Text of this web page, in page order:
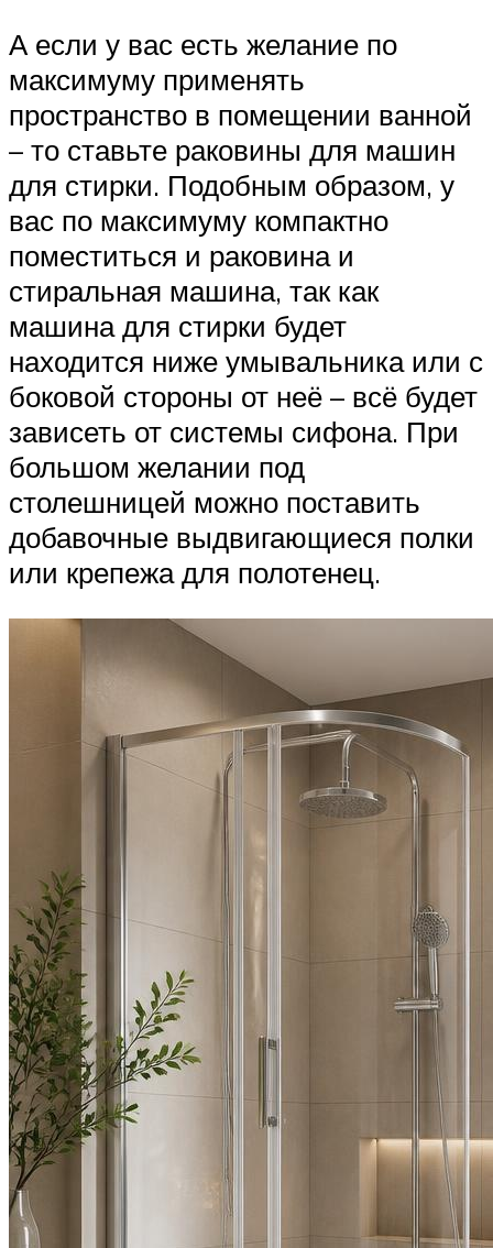
А если у вас есть желание по
максимуму применять
пространство в помещении ванной
– то ставьте раковины для машин
для стирки. Подобным образом, у
вас по максимуму компактно
поместиться и раковина и
стиральная машина, так как
машина для стирки будет
находится ниже умывальника или с
боковой стороны от неё – всё будет
зависеть от системы сифона. При
большом желании под
столешницей можно поставить
добавочные выдвигающиеся полки
или крепежа для полотенец.